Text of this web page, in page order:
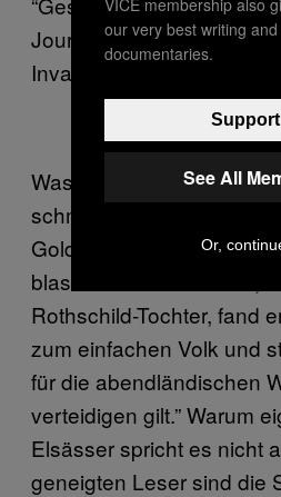
Journaille”, Flüchtlinge
Invasoren”.
Was Elsässer an Khans
schmerzt: Der
Goldsmith, war leider auch
blasierter Multimilliardär,
Rothschild-Tochter, fand
zum einfachen Volk und
für die abendländischen
verteidigen gilt.” Warum
Elsässer spricht es nicht
geneigten Leser sind die
our very best writing
documentaries.
See All
Or,